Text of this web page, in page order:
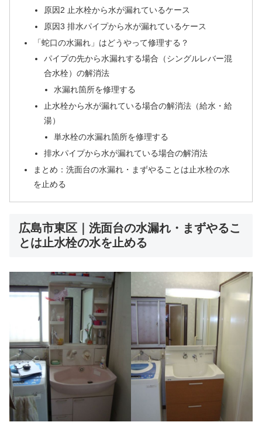
原因2 止水栓から水が漏れているケース
原因3 排水パイプから水が漏れているケース
「蛇口の水漏れ」はどうやって修理する？
パイプの先から水漏れする場合（シングルレバー混
合水栓）の解消法
水漏れ箇所を修理する
止水栓から水が漏れている場合の解消法（給水・給
湯）
単水栓の水漏れ箇所を修理する
排水パイプから水が漏れている場合の解消法
まとめ：洗面台の水漏れ・まずやることは止水栓の水
を止める
広島市東区｜洗面台の水漏れ・まずやるこ
とは止水栓の水を止める